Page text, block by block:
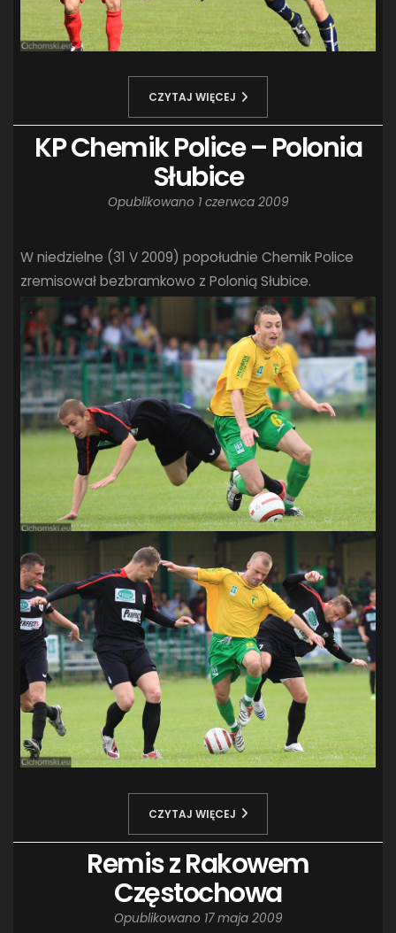
CZYTAJ WIĘCEJ
KP Chemik Police – Polonia
Słubice
Opublikowano 1 czerwca 2009
W niedzielne (31 V 2009) popołudnie Chemik Police
zremisował bezbramkowo z Polonią Słubice.
CZYTAJ WIĘCEJ
Remis z Rakowem
Częstochowa
Opublikowano 17 maja 2009